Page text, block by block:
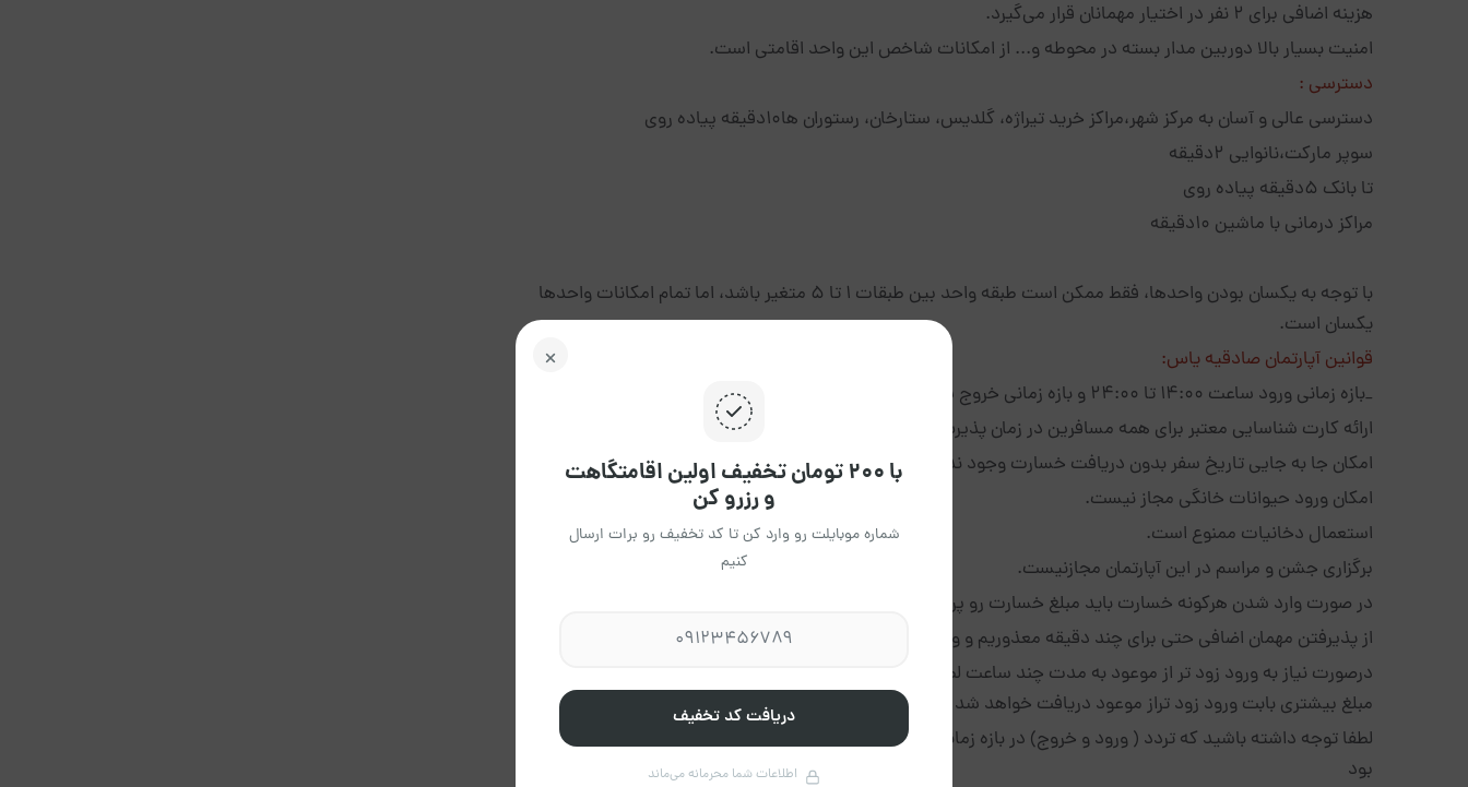
هزینه اضافی برای 2 نفر در اختیار مهمانان قرار می‌گیرد.
امنیت بسیار بالا دوربین مدار بسته در محوطه و... از امکانات شاخص این واحد اقامتی است.
دسترسی :
دسترسی عالی و آسان به مرکز شهر،مراکز خرید تیراژه، گلدیس، ستارخان، رستوران ها10دقیقه پیاده روی
سوپر مارکت،نانوایی 2دقیقه
تا بانک 5دقیقه پیاده روی
مراکز درمانی با ماشین 10دقیقه
با توجه به یکسان بودن واحدها‌‌‌، فقط ممکن است طبقه واحد بین طبقات 1 تا 5 متغیر باشد‌‌‌، اما تمام امکانات واحدها
یکسان است.
قوانین آپارتمان صادقیه یاس:
_بازه زمانی ورود ساعت 14:00 تا 24:00 و بازه زمانی خروج ساعت 12:00 می باشد.
ارائه کارت شناسایی معتبر برای همه مسافرین در زمان پذیرش الزامی است.
امکان جا به جایی تاریخ سفر بدون دریافت خسارت وجود ندارد.
امکان ورود حیوانات خانگی مجاز نیست.
استعمال دخانیات ممنوع است.
برگزاری جشن و مراسم در این آپارتمان مجازنیست.
در صورت وارد شدن هرکونه خسارت باید مبلغ خسارت رو پرداخت نمایید
از پذیرفتن مهمان اضافی حتی برای چند دقیقه معذوریم و واحد تنها به 2 نفر اجاره داده میشود
درصورت نیاز به ورود زود تر از موعود به مدت چند ساعت لطفا از طریق پشتیبانی هماهنگی فرمایید لازم به ذکر است
مبلغ بیشتری بابت ورود زود تراز موعود دریافت خواهد شد
لطفا توجه داشته باشید که تردد ( ورود و خروج) در بازه زمانی 2:00 بامداد تا 7:30 صبح مشمول هزینه نگهبان خواهد
بود
با ۲۰۰ تومان تخفیف اولین اقامتگاهت
و رزرو کن
شماره موبایلت رو وارد کن تا کد تخفیف رو برات ارسال
کنیم
دریافت کد تخفیف
اطلاعات شما محرمانه می‌ماند